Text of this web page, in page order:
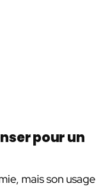
pour un
mais son usage